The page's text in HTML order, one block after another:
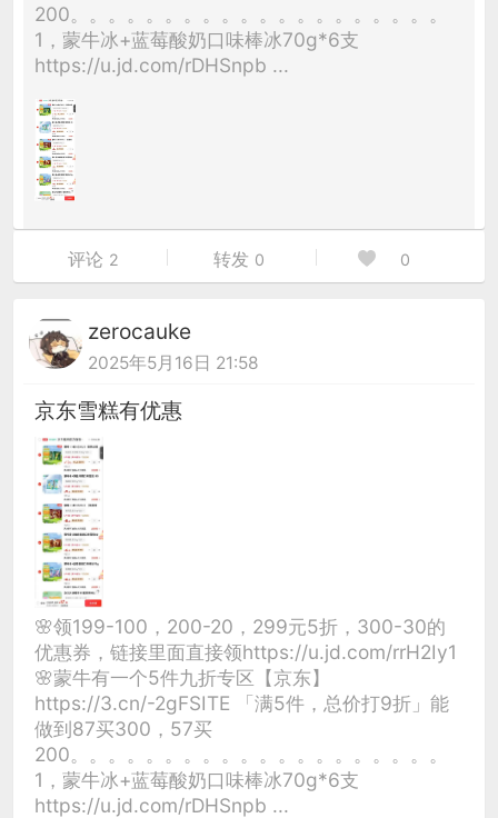
200。。。。。。。。。。。。。。。。。。。。
1，蒙牛冰+蓝莓酸奶口味棒冰70g*6支
https://u.jd.com/rDHSnpb ...
评论 2 转发 0 0
zerocauke
2025年5月16日 21:58
京东雪糕有优惠
🌸领199-100，200-20，299元5折，300-30的
优惠券，链接里面直接领https://u.jd.com/rrH2Iy1
🌸蒙牛有一个5件九折专区【京东】
https://3.cn/-2gFSITE 「满5件，总价打9折」能
做到87买300，57买
200。。。。。。。。。。。。。。。。。。。。
1，蒙牛冰+蓝莓酸奶口味棒冰70g*6支
https://u.jd.com/rDHSnpb ...